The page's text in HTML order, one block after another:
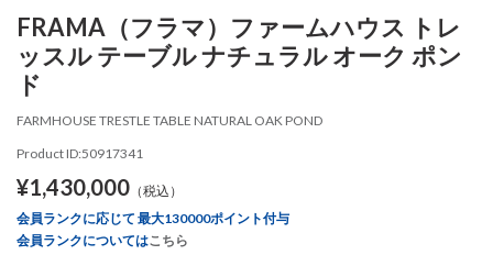
FRAMA（フラマ）ファームハウス トレ
ッスル テーブル ナチュラル オーク ポン
ド
FARMHOUSE TRESTLE TABLE NATURAL OAK POND
Product ID:50917341
¥1,430,000 （税込）
会員ランクに応じて 最大130000ポイント付与
会員ランクについてはこちら